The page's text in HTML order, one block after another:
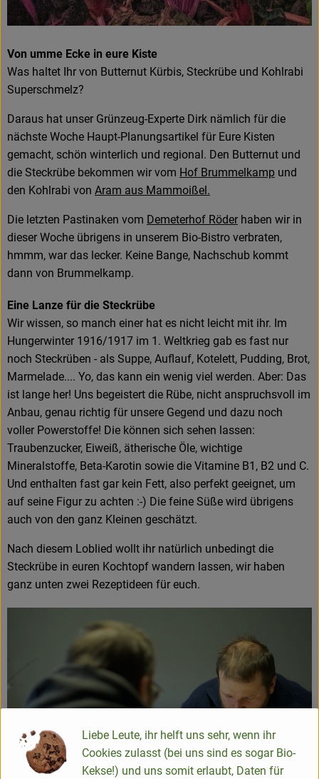
Von umme Ecke in eure Kiste
Was haltet Ihr von Butternut Kürbis, Steckrübe und Kohlrabi
Superschmelz?
Daraus hat unser Grünzeug-Experte Dirk nämlich für die
nächste Woche Haupt-Planungsartikel für Eure Kisten
gemacht, schön winterlich und regional. Den Butternut und
die Steckrübe bekommen wir vom Hof Brummelkamp und
den Kohlrabi von Aram aus Mammoißel.
Die letzten Pastinaken vom Demeterhof Röder haben wir in
dieser Woche übrigens in unserem Bio-Bistro verbraten,
hmmm, war das lecker. Keine Bange, Nachschub kommt
dann von Brummelkamp.
Eine Lanze für die Steckrübe
Wir wissen, so manch einer hat es nicht leicht mit ihr. Im
Hungerwinter 1916/1917 im 1. Weltkrieg gab es fast nur
noch Steckrüben - als Suppe, Auflauf, Kotelett, Pudding, Brot,
Marmelade.... Yo, das kann ein wenig viel werden. Aber: Das
ist lange her! Uns begeistert die Rübe, nicht anspruchsvoll im
Anbau, genau richtig für unsere Gegend und dazu noch
voller Powerstoffe! Die können sich sehen lassen:
Traubenzucker, Eiweiß, ätherische Öle, wichtige
Mineralstoffe, Beta-Karotin sowie die Vitamine B1, B2 und C.
Und enthalten fast gar kein Fett, also perfekt geeignet, um
auf seine Figur zu achten :-) Die feine Süße wird übrigens
auch von den ganz Kleinen geschätzt.
Nach diesem Loblied wollt ihr natürlich unbedingt die
Steckrübe in euren Kochtopf wandern lassen, wir haben
ganz unten zwei Rezeptideen für euch.
Liebe Leute, ihr helft uns sehr, wenn ihr
Cookies zulasst (bei uns sind es sogar Bio-
Kekse!) und uns somit erlaubt, Daten für